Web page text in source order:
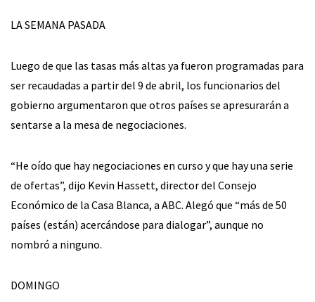
LA SEMANA PASADA
Luego de que las tasas más altas ya fueron programadas para
ser recaudadas a partir del 9 de abril, los funcionarios del
gobierno argumentaron que otros países se apresurarán a
sentarse a la mesa de negociaciones.
“He oído que hay negociaciones en curso y que hay una serie
de ofertas”, dijo Kevin Hassett, director del Consejo
Económico de la Casa Blanca, a ABC. Alegó que “más de 50
países (están) acercándose para dialogar”, aunque no
nombró a ninguno.
DOMINGO